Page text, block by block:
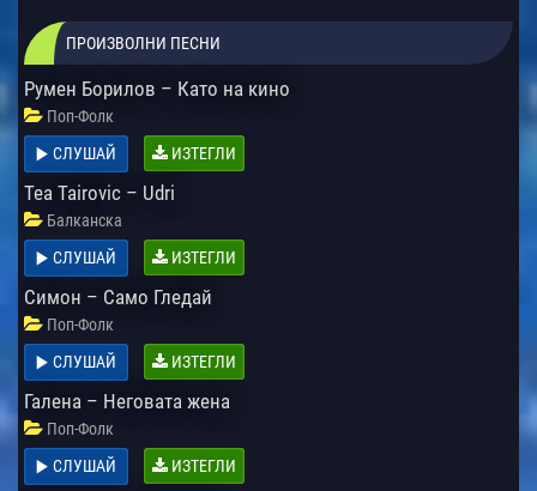
ПРОИЗВОЛНИ ПЕСНИ
Румен Борилов – Като на кино
Поп-Фолк
СЛУШАЙ
ИЗТЕГЛИ
Tea Tairovic – Udri
Балканска
СЛУШАЙ
ИЗТЕГЛИ
Симон – Само Гледай
Поп-Фолк
СЛУШАЙ
ИЗТЕГЛИ
Галена – Неговата жена
Поп-Фолк
СЛУШАЙ
ИЗТЕГЛИ